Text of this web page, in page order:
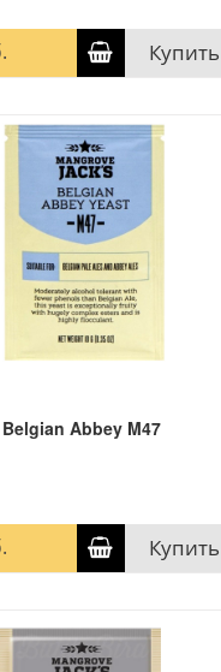
Купить
Belgian Abbey M47
Купить